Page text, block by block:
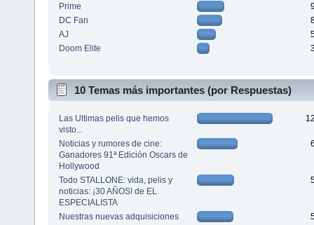
Prime
DC Fan
AJ
Doom Elite
10 Temas más importantes (por Respuestas)
Las Ultimas pelis que hemos
visto...
Noticias y rumores de cine:
Ganadores 91ª Edición Oscars de
Hollywood
Todo STALLONE: vida, pelis y
noticias: ¡30 AÑOS! de EL
ESPECIALISTA
Nuestras nuevas adquisiciones